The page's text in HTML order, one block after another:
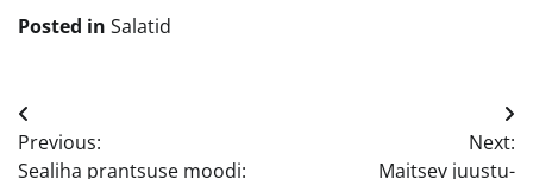
Posted in Salatid
Navigeerimine
Previous:
Sealiha prantsuse moodi:
Next:
Maitsev juustu-